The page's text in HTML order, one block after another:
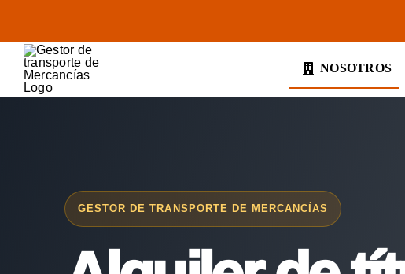
contenido
NOSOTROS
GESTOR DE TRANSPORTE DE MERCANCÍAS